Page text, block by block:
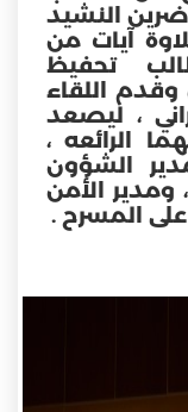
النشيد
آيات من
تحفيظ
وقدم اللقاء
، ليصعد
الرائعه ،
الشؤون
، ومدير اﻷمن
المسرح .